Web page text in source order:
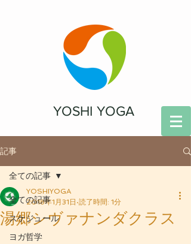
YOSHI YOGA
記事
全ての記事
スケジュール
ヨガ哲学
全ての記事
湯郷シヴァナンダクラス
YOSHIYOGA
2018年1月31日 読了時間: 1分